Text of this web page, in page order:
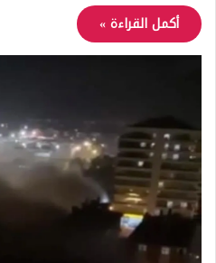
أكمل القراءة »